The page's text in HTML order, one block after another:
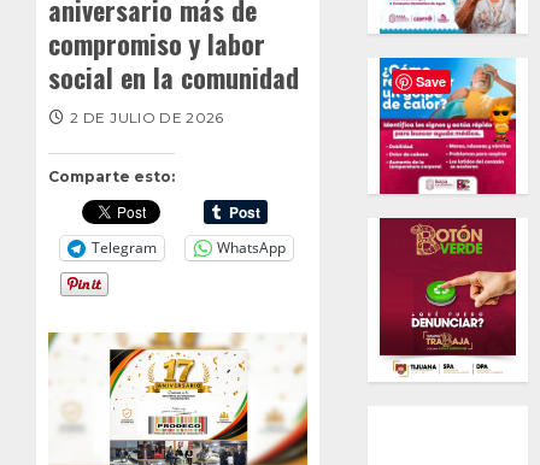
aniversario más de
compromiso y labor
social en la comunidad
Comparte esto:
Telegram WhatsApp
2 DE JULIO DE 2026
Save